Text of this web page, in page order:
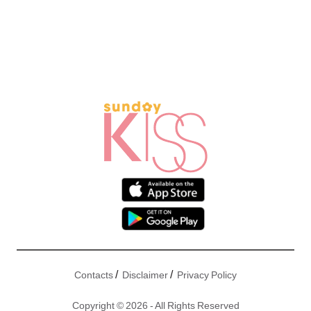
Contacts/ Disclaimer/ Privacy Policy
Copyright © 2026 - All Rights Reserved